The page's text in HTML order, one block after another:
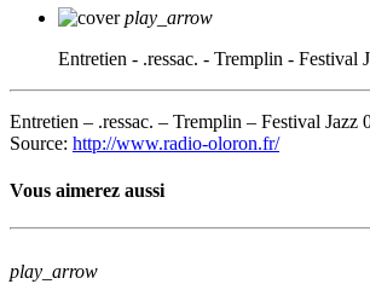
play_arrow
Entretien - .ressac. - Tremplin - Festival
Entretien – .ressac. – Tremplin – Festival
Source: http://www.radio-oloron.fr/
Vous aimerez aussi
play_arrow